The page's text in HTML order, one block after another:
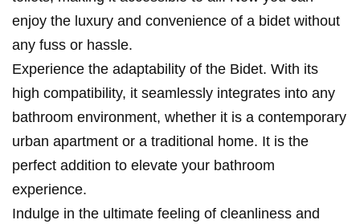
enjoy the luxury and convenience of a bidet without
any fuss or hassle.
Experience the adaptability of the Bidet. With its
high compatibility, it seamlessly integrates into any
bathroom environment, whether it is a contemporary
urban apartment or a traditional home. It is the
perfect addition to elevate your bathroom
experience.
Indulge in the ultimate feeling of cleanliness and